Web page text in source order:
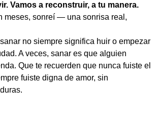
Vamos a reconstruir, a tu manera.
meses, sonreí — una sonrisa real,
no siempre significa huir o empezar
A veces, sanar es que alguien
Que te recuerden que nunca fuiste el
fuiste digna de amor, sin